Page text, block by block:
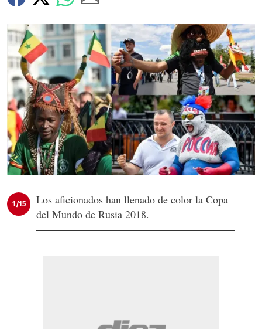
1/15
Los aficionados han llenado de color la Copa
del Mundo de Rusia 2018.